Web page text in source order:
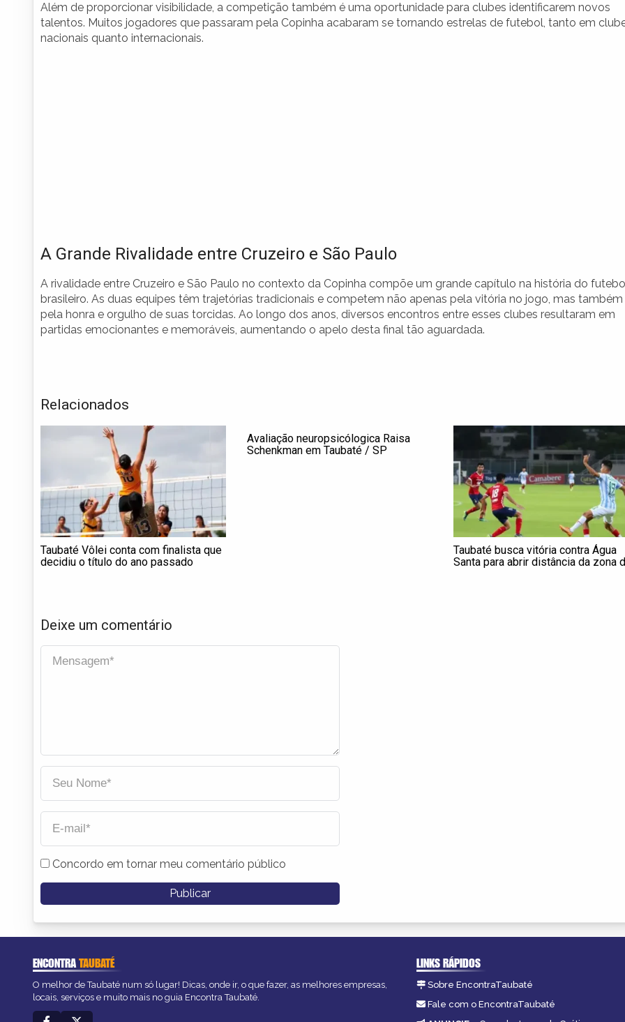
Além de proporcionar visibilidade, a competição também é uma oportunidade para clubes identificarem novos
talentos. Muitos jogadores que passaram pela Copinha acabaram se tornando estrelas de futebol, tanto em
nacionais quanto internacionais.
A Grande Rivalidade entre Cruzeiro e São Paulo
A rivalidade entre Cruzeiro e São Paulo no contexto da Copinha compõe um grande capítulo na história do
brasileiro. As duas equipes têm trajetórias tradicionais e competem não apenas pela vitória no jogo, mas também
pela honra e orgulho de suas torcidas. Ao longo dos anos, diversos encontros entre esses clubes resultaram em
partidas emocionantes e memoráveis, aumentando o apelo desta final tão aguardada.
Relacionados
Taubaté Vôlei conta com finalista que
decidiu o título do ano passado
Avaliação neuropsicólogica Raisa
Schenkman em Taubaté / SP
Taubaté busca vitória contra Água
Santa para abrir distância da zona
Deixe um comentário
Concordo em tornar meu comentário público
ENCONTRATAUBATÉ
O melhor de Taubaté num só lugar! Dicas, onde ir, o que fazer, as melhores empresas,
locais, serviços e muito mais no guia Encontra Taubaté.
LINKS RÁPIDOS
Sobre EncontraTaubaté
Fale com o EncontraTaubaté